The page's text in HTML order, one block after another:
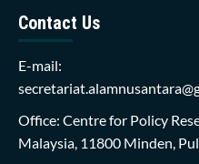
Contact Us
E-mail:
Office: Centre for Policy
Malaysia, 11800 Minden,